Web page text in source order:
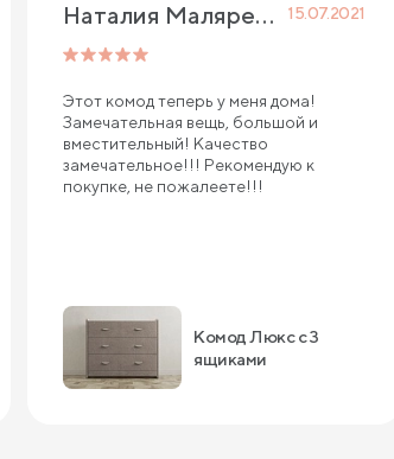
Наталия Маляренко 15.07.2021
Этот комод теперь у меня дома!
Замечательная вещь, большой и
вместительный! Качество
замечательное!!! Рекомендую к
покупке, не пожалеете!!!
Комод Люкс с 3
ящиками